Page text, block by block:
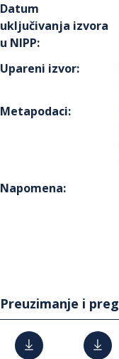
Datum
uključivanja izvora
u NIPP:
Upareni izvor:
Metapodaci:
Napomena:
Preuzimanje i